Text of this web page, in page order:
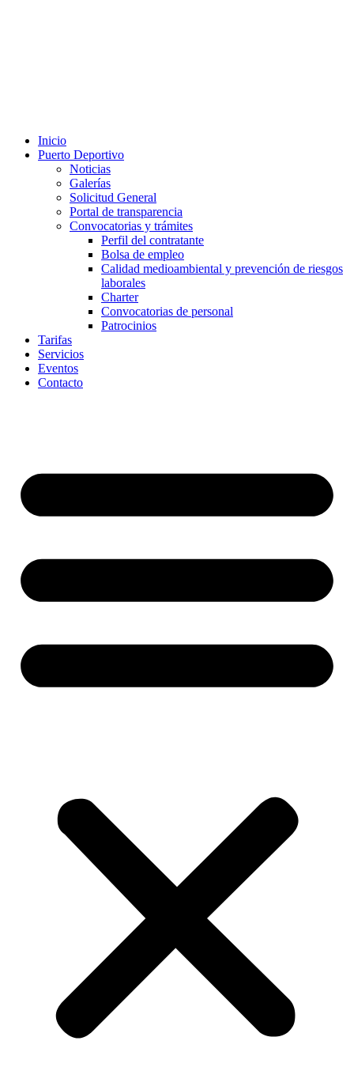
Inicio
Puerto Deportivo
Noticias
Galerías
Solicitud General
Portal de transparencia
Convocatorias y trámites
Perfil del contratante
Bolsa de empleo
Calidad medioambiental y prevención de riesgos
laborales
Charter
Convocatorias de personal
Patrocinios
Tarifas
Servicios
Eventos
Contacto